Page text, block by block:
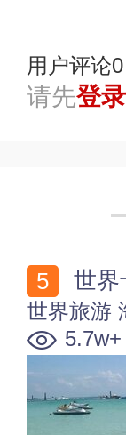
用户评论0
请先登录
世界
世界旅游
5.7w+